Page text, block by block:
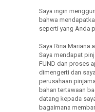
Saya ingin
bahwa
seperti yang Anda
Saya Rina Mariana
Saya mendapat
FUND dan proses
dimengerti dan
perusahaan
bahan tertawaan
datang kepada
bagaimana